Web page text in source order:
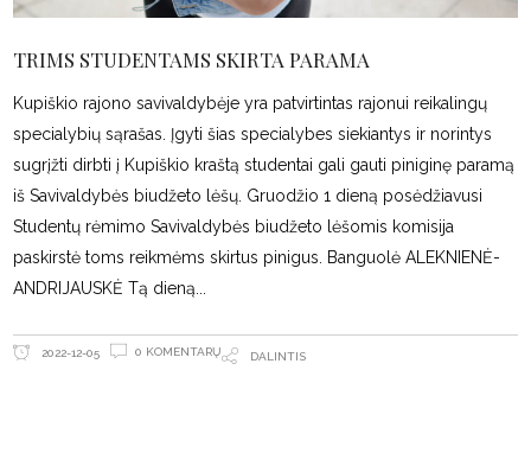
TRIMS STUDENTAMS SKIRTA PARAMA
Kupiškio rajono savivaldybėje yra patvirtintas rajonui reikalingų
specialybių sąrašas. Įgyti šias specialybes siekiantys ir norintys
sugrįžti dirbti į Kupiškio kraštą studentai gali gauti piniginę paramą
iš Savivaldybės biudžeto lėšų. Gruodžio 1 dieną posėdžiavusi
Studentų rėmimo Savivaldybės biudžeto lėšomis komisija
paskirstė toms reikmėms skirtus pinigus. Banguolė ALEKNIENĖ-
ANDRIJAUSKĖ Tą dieną
2022-12-05 0 KOMENTARŲ DALINTIS